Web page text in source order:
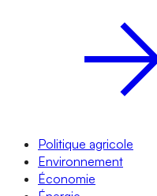
Politique agricole
Environnement
Économie